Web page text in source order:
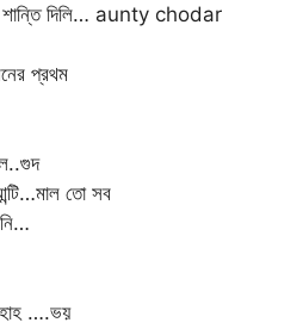
দিলি… aunty chodar
প্রথম
তো সব
হাহ ….ভয়